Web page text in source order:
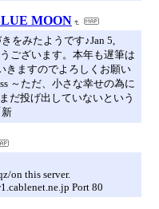
MOON
をみたようです♪Jan 5,
ございます。本年も遅筆は
きますのでよろしくお願い
～ただ、小さな幸せの為に
だ投げ出していないという
on this server.
Port 80